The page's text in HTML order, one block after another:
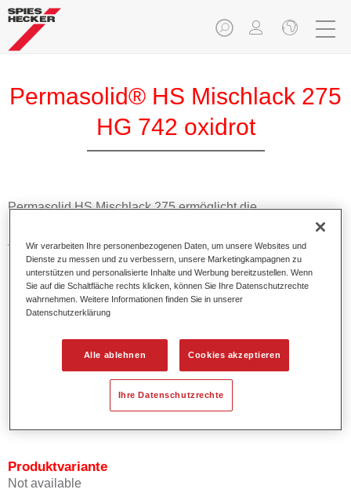
Permasolid® HS Mischlack 275
HG 742 oxidrot
Permasolid HS Mischlack 275 ermöglicht die
Farbtonausmischung vom hochwertigen Permasolid HS
Autolack 275 mit allen Uni-Farbtönen für die Pkw-
Lackierung.
Produktmerkmale
Erlaubt eine einfache und schnelle Verarbeitung in 1,5
Ermöglicht schnelle Trocknungszeiten.
Bietet ein hohes Deckvermögen.
Besitzt einen exzellenten Decklackstand.
Entspricht den VOC Anforderungen.
Produktvariante
Not available
Wir verarbeiten Ihre personenbezogenen Daten, um unsere Websites und
Dienste zu messen und zu verbessern, unsere Marketingkampagnen zu
unterstützen und personalisierte Inhalte und Werbung bereitzustellen. Wenn
Sie auf die Schaltfläche rechts klicken, können Sie Ihre Datenschutzrechte
wahrnehmen. Weitere Informationen finden Sie in unserer
Datenschutzerklärung
Alle ablehnen Cookies akzeptieren
Ihre Datenschutzrechte